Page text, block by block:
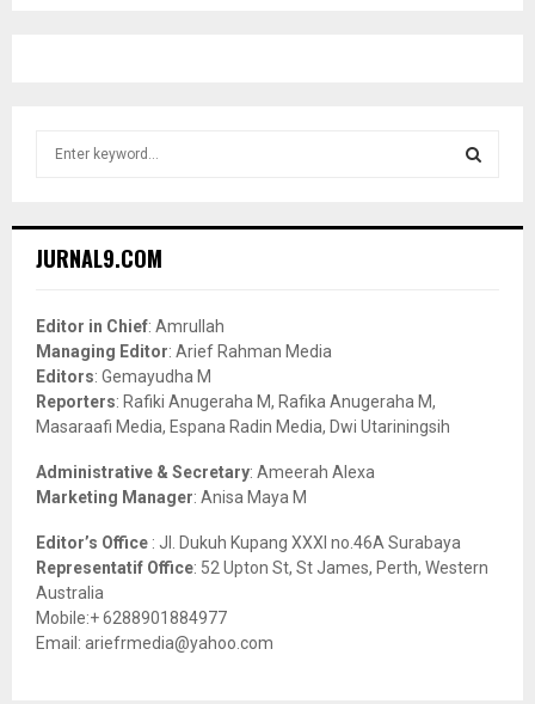
h
o
r
:
JURNAL9.COM
Editor in Chief: Amrullah
Managing Editor: Arief Rahman Media
Editors: Gemayudha M
Reporters: Rafiki Anugeraha M, Rafika Anugeraha M,
Masaraafi Media, Espana Radin Media, Dwi Utariningsih
Administrative & Secretary: Ameerah Alexa
Marketing Manager: Anisa Maya M
Editor’s Office : Jl. Dukuh Kupang XXXI no.46A Surabaya
Representatif Office: 52 Upton St, St James, Perth, Western
Australia
Mobile:+ 6288901884977
Email: ariefrmedia@yahoo.com